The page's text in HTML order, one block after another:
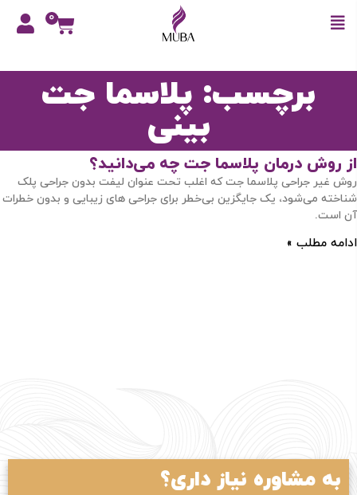
0
برچسب: پلاسما جت
بینی
از روش درمان پلاسما جت چه می‌دانید؟
روش غیر جراحی پلاسما جت که اغلب تحت عنوان لیفت بدون جراحی پلک
شناخته می‌شود، یک جایگزین بی‌خطر برای جراحی های زیبایی و بدون خطرات
آن است.
ادامه مطلب »
به مشاوره نیاز داری؟